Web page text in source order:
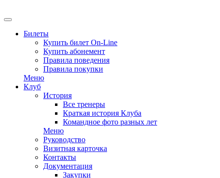
Билеты
Купить билет On-Line
Купить абонемент
Правила поведения
Правила покупки
Меню
Клуб
История
Все тренеры
Краткая история Клуба
Командное фото разных лет
Меню
Руководство
Визитная карточка
Контакты
Документация
Закупки